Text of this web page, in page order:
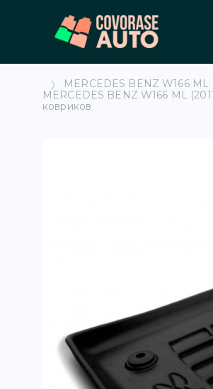
MERCEDES BENZ W166 ML
MERCEDES BENZ W166 ML
ковриков